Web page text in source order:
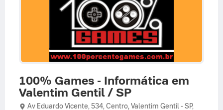
100% Games - Informática em
Valentim Gentil / SP
Av Eduardo Vicente, 534, Centro, Valentim Gentil- SP,